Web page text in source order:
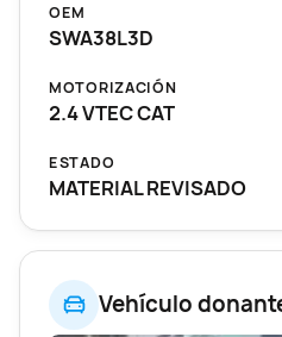
Vehículo
OEM
SWA38L3D
MOTORIZACIÓN
2.4 VTEC CAT
ESTADO
MATERIAL REVISADO